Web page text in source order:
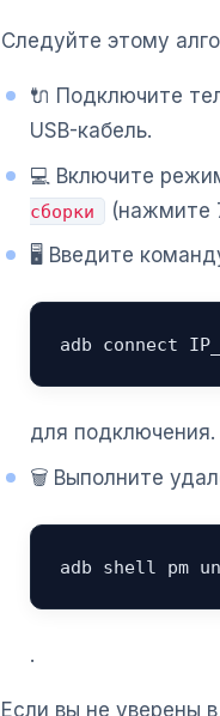
Следуйте этому
🔌 Подключите
USB-кабель.
💻 Включите
сборки
(нажмите
🖥️ Введите
adb connect
для подключения.
🗑️ Выполните
adb shell pm
.
Если вы не уверены